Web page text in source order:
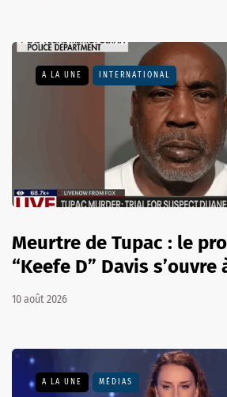
A LA UNE INTERNATIONAL
Meurtre de Tupac : le
“Keefe D” Davis s’ouvre
10 août 2026
A LA UNE MÉDIAS